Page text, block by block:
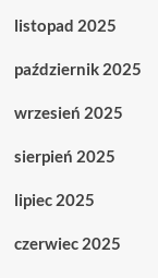
listopad 2025
październik 2025
wrzesień 2025
sierpień 2025
lipiec 2025
czerwiec 2025